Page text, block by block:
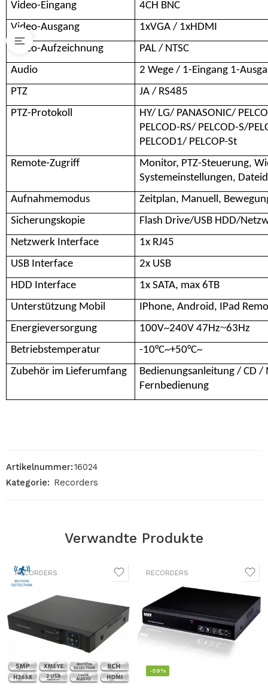
Video-Eingang
4CH BNC
Video-Ausgang
1xVGA / 1xHDMI
Video-Aufzeichnung
PAL / NTSC
Audio
2 Wege / 1-Eingang 1-
PTZ
JA / RS485
PTZ-Protokoll
HY/ LG/ PANASONIC/
PELCOD-RS/ PELCOD-S/
PELCOD1/ PELCOP-St
Remote-Zugriff
Monitor, PTZ-Steuerung,
Systemeinstellungen,
Aufnahmemodus
Zeitplan, Manuell,
Sicherungskopie
Flash Drive/USB HDD/
Netzwerk Interface
1x RJ45
USB Interface
2x USB
HDD Interface
1x SATA, max 6TB
Unterstützung Mobil
IPhone, Android, IPad
Energieversorgung
100V~240V 47Hz~63Hz
Betriebstemperatur
-10°C~+50°C~
Zubehör im Lieferumfang
Bedienungsanleitung / CD
Fernbedienung
Artikelnummer:16024
Kategorie: Recorders
Verwandte Produkte
RECORDERS RECORDERS
-59%